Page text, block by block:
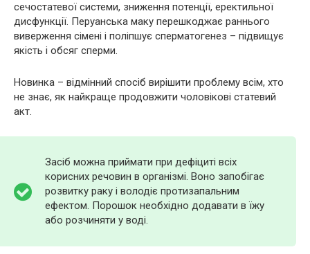
сечостатевої системи, зниження потенції, еректильної
дисфункції. Перуанська маку перешкоджає раннього
виверження сімені і поліпшує сперматогенез – підвищує
якість і обсяг сперми.
Новинка – відмінний спосіб вирішити проблему всім, хто
не знає, як найкраще продовжити чоловікові статевий
акт.
Засіб можна приймати при дефіциті всіх
корисних речовин в організмі. Воно запобігає
розвитку раку і володіє протизапальним
ефектом. Порошок необхідно додавати в їжу
або розчиняти у воді.